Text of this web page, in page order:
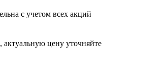
с учетом всех акций
актуальную цену уточняйте